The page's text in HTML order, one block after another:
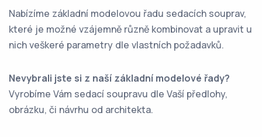
Nabízíme základní modelovou řadu sedacích souprav,
které je možné vzájemně různě kombinovat a upravit u
nich veškeré parametry dle vlastních požadavků.
Nevybrali jste si z naší základní modelové řady?
Vyrobíme Vám sedací soupravu dle Vaší předlohy,
obrázku, či návrhu od architekta.